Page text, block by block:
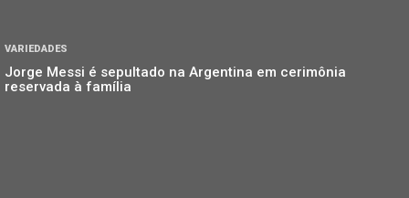
VARIEDADES
Jorge Messi é sepultado na Argentina em cerimônia
reservada à família